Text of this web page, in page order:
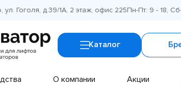
Гоголя, д.39/1А, 2 этаж, офис 225Пн-Пт: 9 - 18,
Каталог
О компании Акции